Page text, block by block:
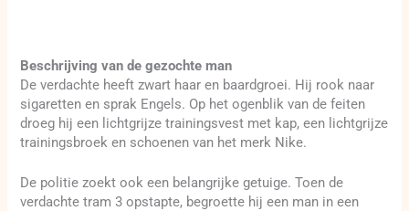
Beschrijving van de gezochte man
De verdachte heeft zwart haar en baardgroei. Hij rook naar
sigaretten en sprak Engels. Op het ogenblik van de feiten
droeg hij een lichtgrijze trainingsvest met kap, een lichtgrijze
trainingsbroek en schoenen van het merk Nike.
De politie zoekt ook een belangrijke getuige. Toen de
verdachte tram 3 opstapte, begroette hij een man in een